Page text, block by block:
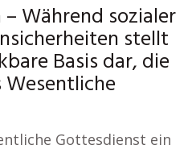
Während sozialer
stellt
Basis dar, die
Wesentliche
Gottesdienst ein